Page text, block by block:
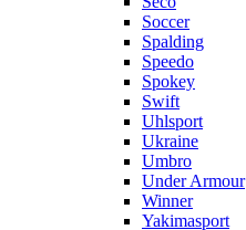
Soccer
Spalding
Speedo
Spokey
Swift
Uhlsport
Ukraine
Umbro
Under Armour
Winner
Yakimasport